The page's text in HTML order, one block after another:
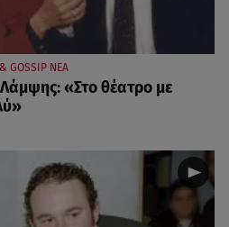
GOSSIP ΝΕΑ
«Στο θέατρο με